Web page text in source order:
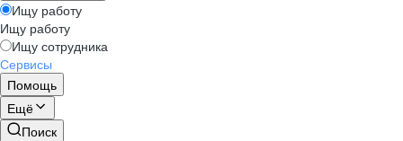
Ищу работу
Ищу работу
Ищу сотрудника
Сервисы
Помощь
Ещё
Поиск